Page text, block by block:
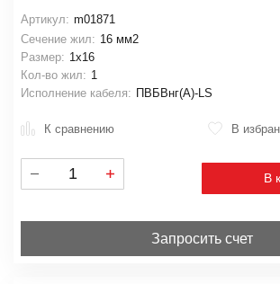
Артикул: m01871
Сечение жил: 16 мм2
Размер: 1х16
Кол-во жил: 1
Исполнение кабеля: ПВБВнг(А)-LS
К сравнению В
В
Запросить счет